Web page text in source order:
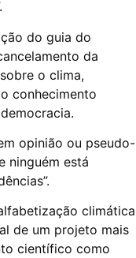
do guia do
da
o clima,
conhecimento
opinião ou pseudo-
ninguém está
climática
de um projeto mais
científico como